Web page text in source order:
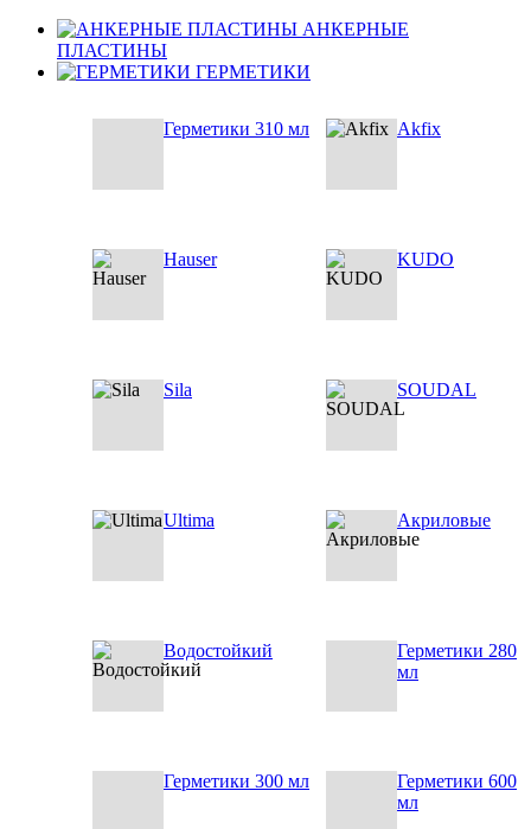
АНКЕРНЫЕ
ПЛАСТИНЫ
ГЕРМЕТИКИ
Герметики 310 мл Akfix
Hauser KUDO
Sila SOUDAL
Ultima Акриловые
Водостойкий
Герметики 280
мл
Герметики 300 мл
Герметики 600
мл